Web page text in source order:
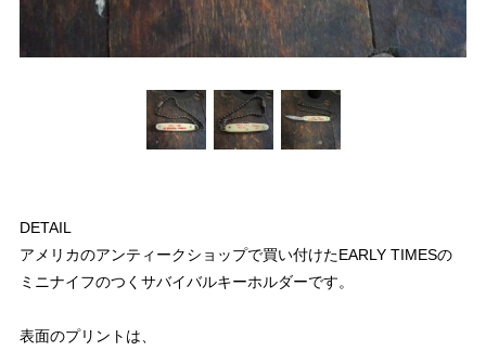
DETAIL
アメリカのアンティークショップで買い付けたEARLY TIMESの
ミニナイフのつくサバイバルキーホルダーです。
表面のプリントは、